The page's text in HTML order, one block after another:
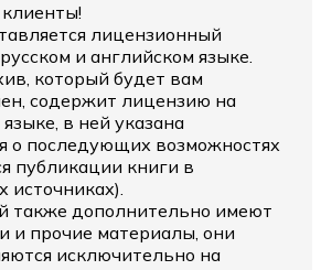
лицензионный
и английском языке.
который будет вам
содержит лицензию на
в ней указана
о последующих возможностях
публикации книги в
источниках).
также дополнительно имеют
и прочие материалы, они
исключительно на